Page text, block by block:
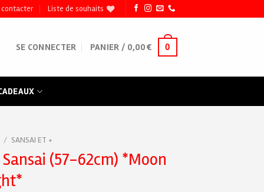
contacter Liste de souhaits
SE CONNECTER PANIER / 0,00€ 0
/ SANSAI ET +
(57-62cm) *Moon